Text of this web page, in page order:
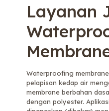
Layanan
Waterproofing
pelapisan kedap air
membrane berbahan
dengan polyester.